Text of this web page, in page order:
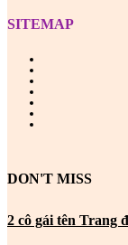
SITEMAP
DON'T MISS
2 cô gái tên Trang